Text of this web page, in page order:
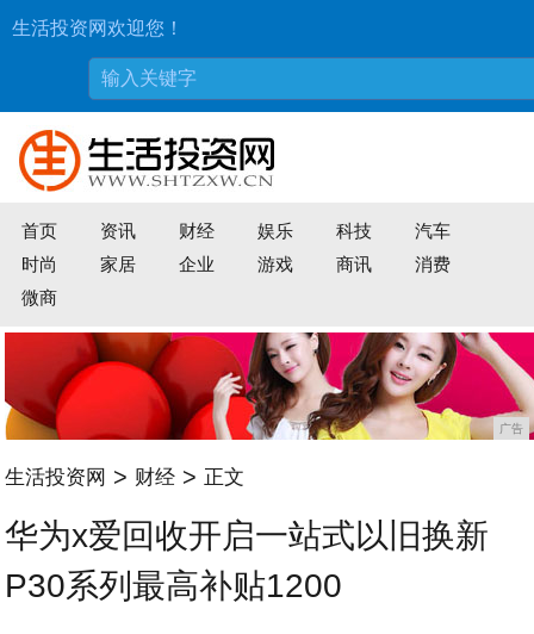
生活投资网欢迎您！
首页 资讯 财经 娱乐 科技
汽车
时尚
家居 企业 游戏 商讯
消费
微商
广告
生活投资网 > 财经 > 正文
华为x爱回收开启一站式以旧换新
P30系列最高补贴1200